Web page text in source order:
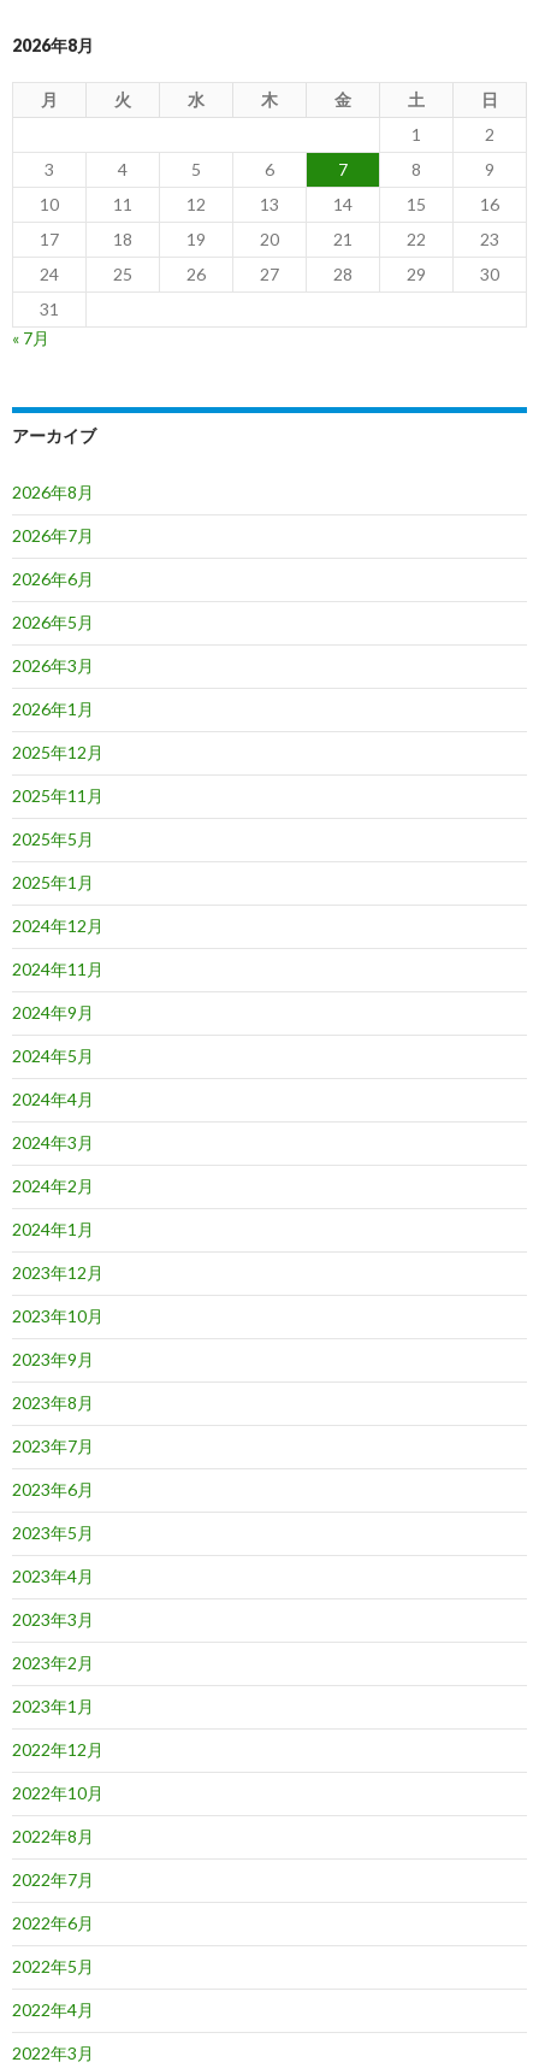
2026年8月
月 火 水 木 金 土
日
1
2
3
4 5 6 7 8
9
10
11 12 13 14 15
16
17
18 19 20 21 22
23
24
25 26 27 28 29
30
31
« 7月
アーカイブ
2026年8月
2026年7月
2026年6月
2026年5月
2026年3月
2026年1月
2025年12月
2025年11月
2025年5月
2025年1月
2024年12月
2024年11月
2024年9月
2024年5月
2024年4月
2024年3月
2024年2月
2024年1月
2023年12月
2023年10月
2023年9月
2023年8月
2023年7月
2023年6月
2023年5月
2023年4月
2023年3月
2023年2月
2023年1月
2022年12月
2022年10月
2022年8月
2022年7月
2022年6月
2022年5月
2022年4月
2022年3月